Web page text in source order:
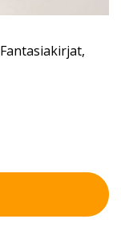
Fantasiakirjat,